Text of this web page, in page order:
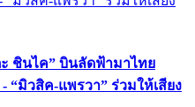
ชินไค” บินลัดฟ้ามาไทย
“มิวสิค-แพรวา” ร่วมให้เสียง